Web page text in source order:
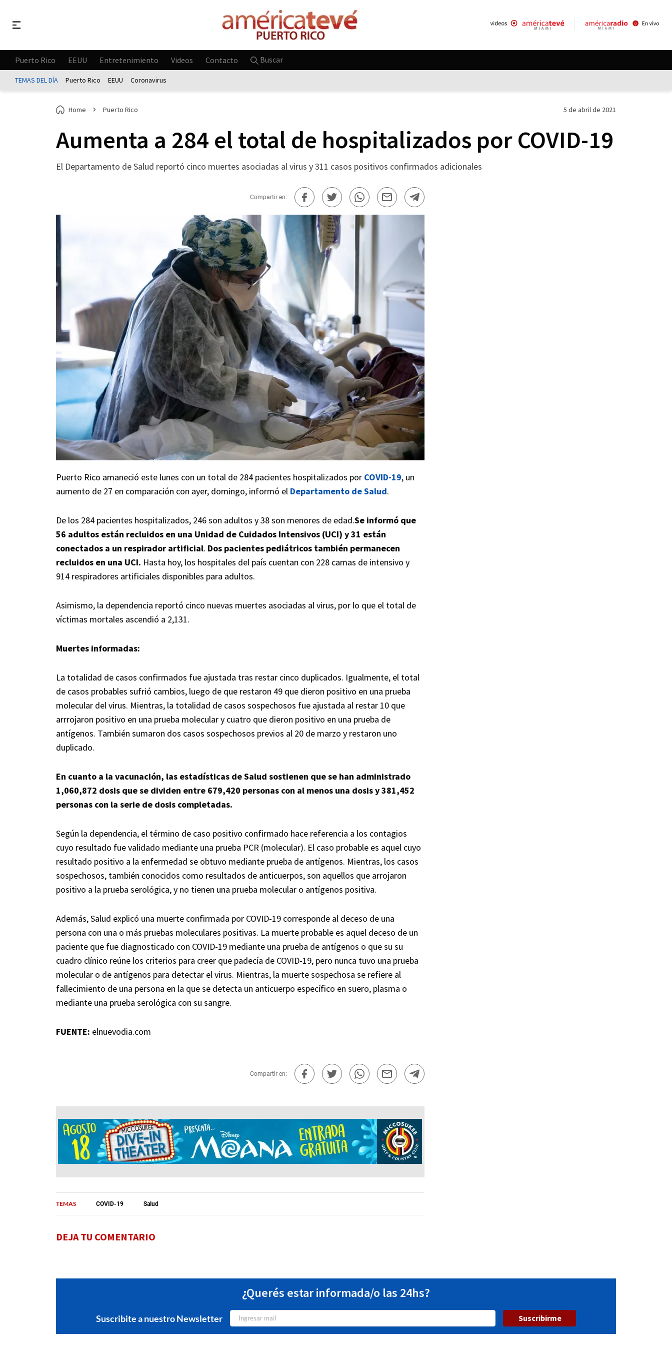
Puerto Rico EEUU Entretenimiento Videos Contacto Buscar
TEMAS DEL DÍA Puerto Rico EEUU Coronavirus
Home Puerto Rico 5 de abril de 2021
Aumenta a 284 el total de hospitalizados por COVID-19
El Departamento de Salud reportó cinco muertes asociadas al virus y 311 casos positivos confirmados adicionales
Compartir en:
Puerto Rico amaneció este lunes con un total de 284 pacientes hospitalizados por COVID-19, un
aumento de 27 en comparación con ayer, domingo, informó el Departamento de Salud.
De los 284 pacientes hospitalizados, 246 son adultos y 38 son menores de edad.Se informó que
56 adultos están recluidos en una Unidad de Cuidados Intensivos (UCI) y 31 están
conectados a un respirador artificial. Dos pacientes pediátricos también permanecen
recluidos en una UCI. Hasta hoy, los hospitales del país cuentan con 228 camas de intensivo y
914 respiradores artificiales disponibles para adultos.
Asimismo, la dependencia reportó cinco nuevas muertes asociadas al virus, por lo que el total de
víctimas mortales ascendió a 2,131.
Muertes informadas:
La totalidad de casos confirmados fue ajustada tras restar cinco duplicados. Igualmente, el total
de casos probables sufrió cambios, luego de que restaron 49 que dieron positivo en una prueba
molecular del virus. Mientras, la totalidad de casos sospechosos fue ajustada al restar 10 que
arrrojaron positivo en una prueba molecular y cuatro que dieron positivo en una prueba de
antígenos. También sumaron dos casos sospechosos previos al 20 de marzo y restaron uno
duplicado.
En cuanto a la vacunación, las estadísticas de Salud sostienen que se han administrado
1,060,872 dosis que se dividen entre 679,420 personas con al menos una dosis y 381,452
personas con la serie de dosis completadas.
Según la dependencia, el término de caso positivo confirmado hace referencia a los contagios
cuyo resultado fue validado mediante una prueba PCR (molecular). El caso probable es aquel cuyo
resultado positivo a la enfermedad se obtuvo mediante prueba de antígenos. Mientras, los casos
sospechosos, también conocidos como resultados de anticuerpos, son aquellos que arrojaron
positivo a la prueba serológica, y no tienen una prueba molecular o antígenos positiva.
Además, Salud explicó una muerte confirmada por COVID-19 corresponde al deceso de una
persona con una o más pruebas moleculares positivas. La muerte probable es aquel deceso de un
paciente que fue diagnosticado con COVID-19 mediante una prueba de antígenos o que su su
cuadro clínico reúne los criterios para creer que padecía de COVID-19, pero nunca tuvo una prueba
molecular o de antígenos para detectar el virus. Mientras, la muerte sospechosa se refiere al
fallecimiento de una persona en la que se detecta un anticuerpo específico en suero, plasma o
mediante una prueba serológica con su sangre.
FUENTE: elnuevodia.com
Compartir en:
TEMAS COVID-19 Salud
DEJA TU COMENTARIO
¿Querés estar informada/o las 24hs?
Suscribite a nuestro Newsletter Suscribirme